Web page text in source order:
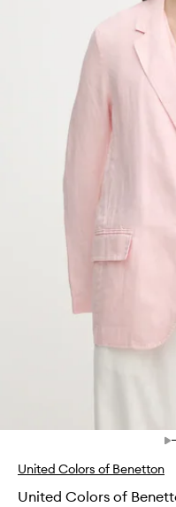
United Colors of Benetton
United Colors of